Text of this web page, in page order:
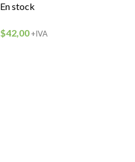
En stock
$42,00+IVA